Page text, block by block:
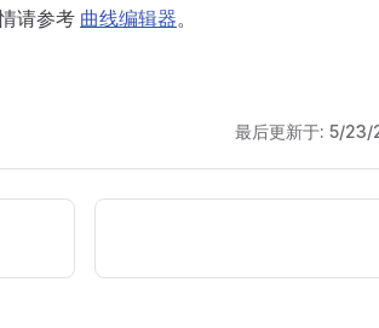
请参考 曲线编辑器。
最后更新于: 5/23/